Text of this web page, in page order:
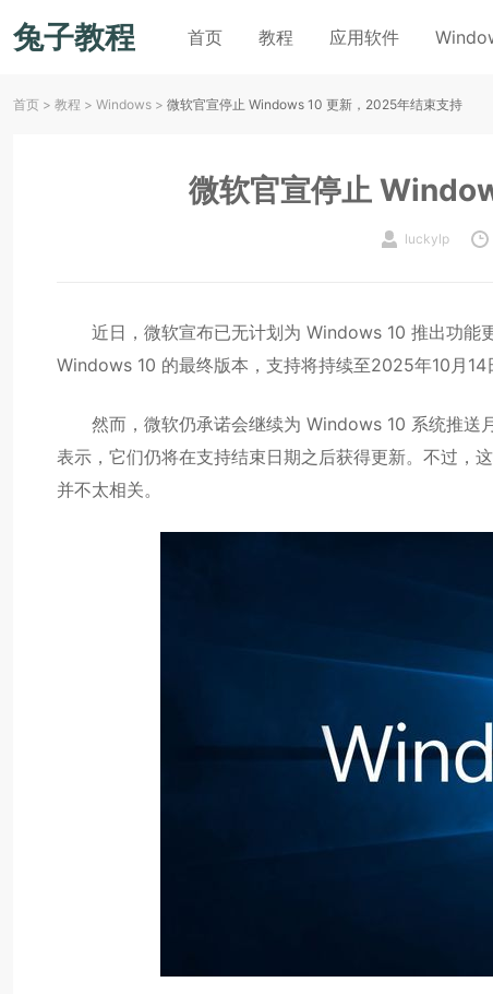
兔子教程 首页 教程 应用软件
首页 > 教程 > Windows > 微软官宣停止 Windows 10 更新，2025年结束支持
微软官宣停止
luckylp
近日，微软宣布已无计划为 Windows 10 推出功能
Windows 10 的最终版本，支持将持续至2025年10月14
然而，微软仍承诺会继续为 Windows 10 系统推送
表示，它们仍将在支持结束日期之后获得更新。不过，
并不太相关。